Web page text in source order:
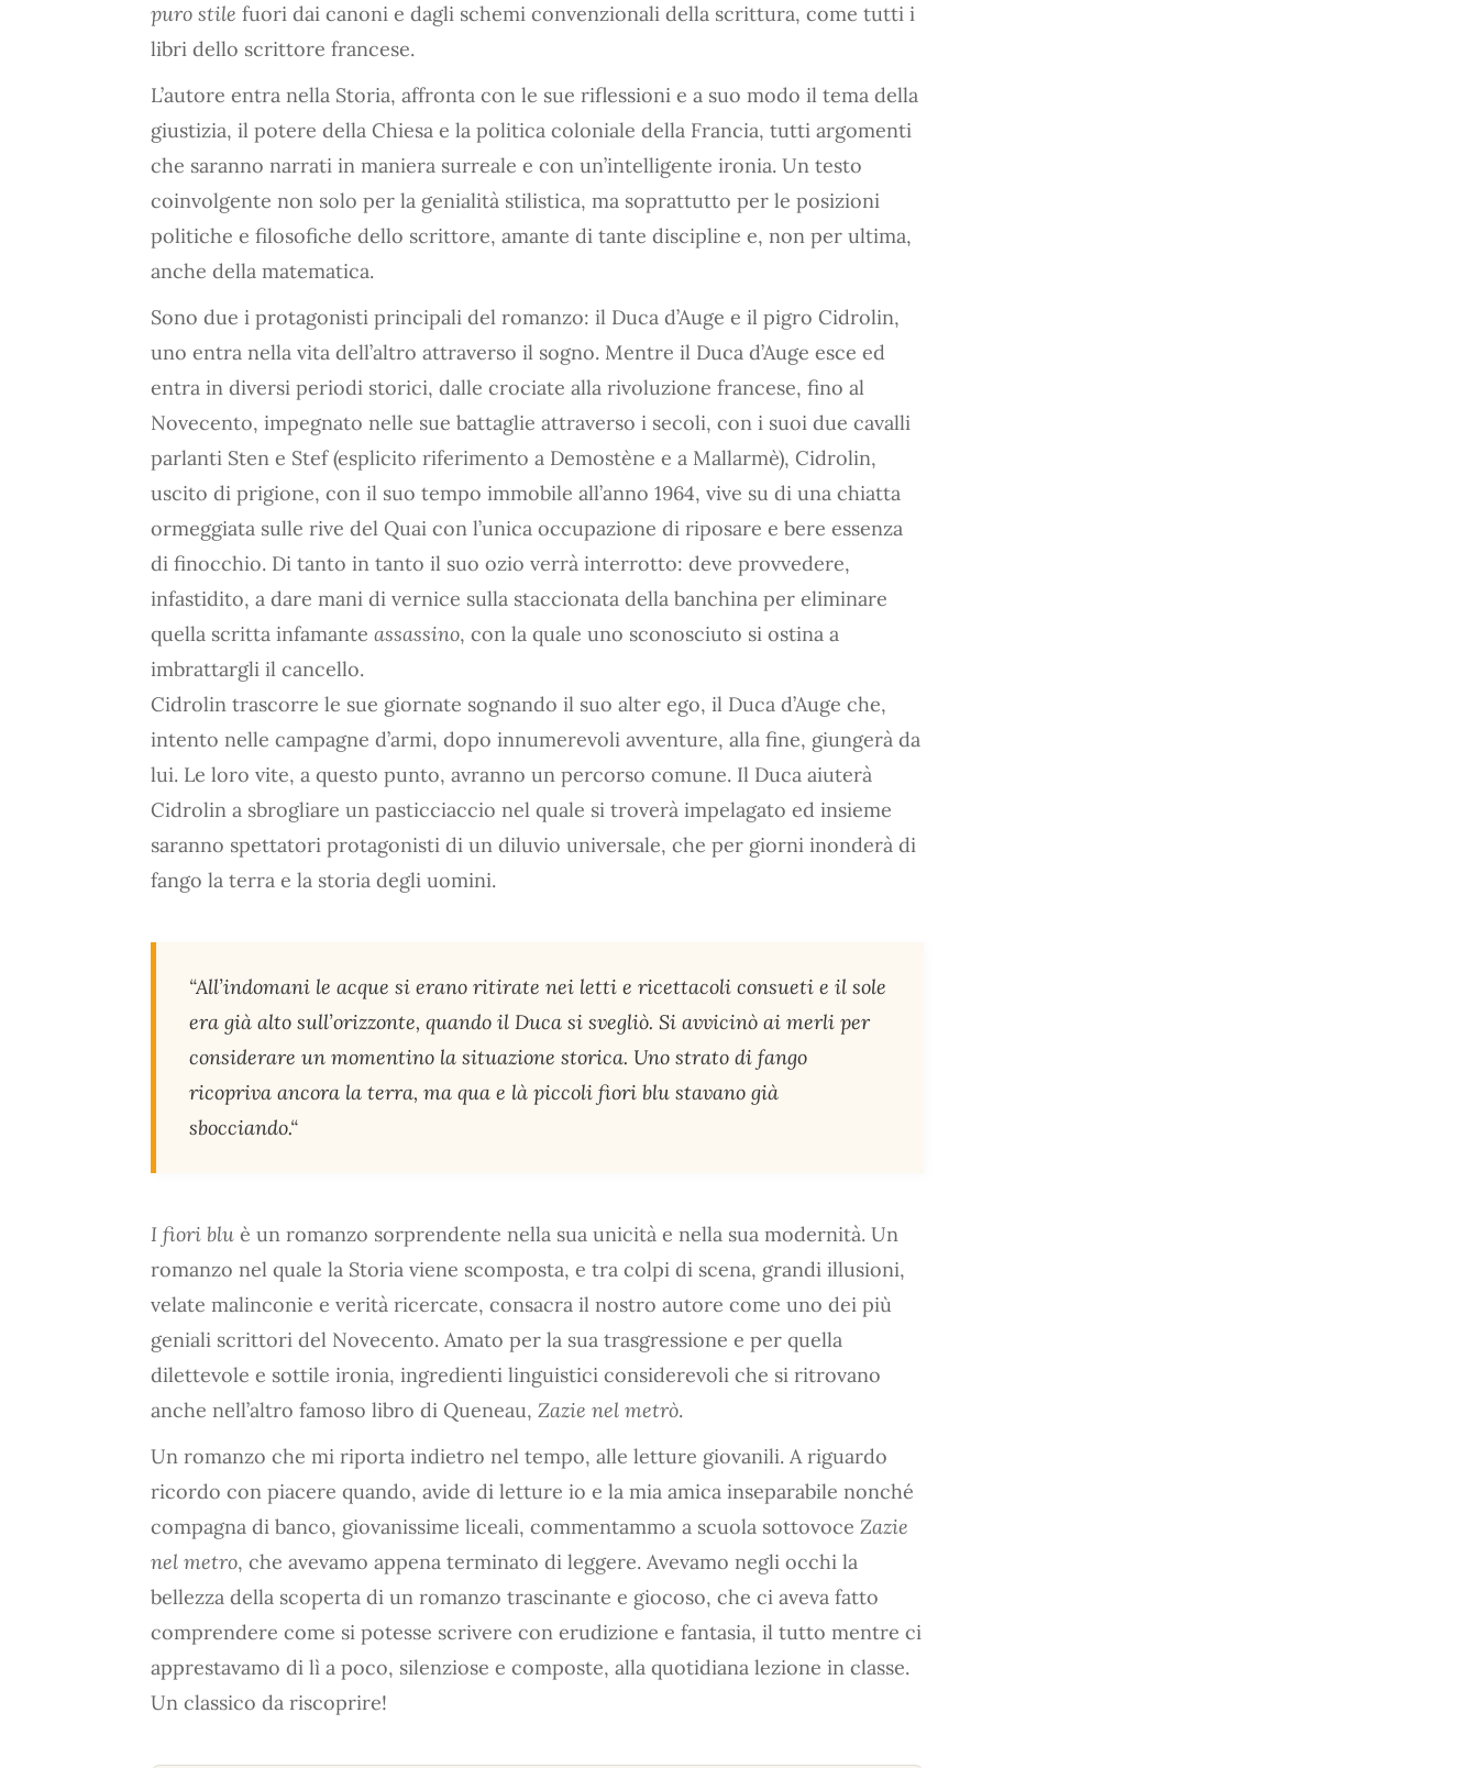
puro stile fuori dai canoni e dagli schemi convenzionali della scrittura, come tutti i
libri dello scrittore francese.
L’autore entra nella Storia, affronta con le sue riflessioni e a suo modo il tema della
giustizia, il potere della Chiesa e la politica coloniale della Francia, tutti argomenti
che saranno narrati in maniera surreale e con un’intelligente ironia. Un testo
coinvolgente non solo per la genialità stilistica, ma soprattutto per le posizioni
politiche e filosofiche dello scrittore, amante di tante discipline e, non per ultima,
anche della matematica.
Sono due i protagonisti principali del romanzo: il Duca d’Auge e il pigro Cidrolin,
uno entra nella vita dell’altro attraverso il sogno. Mentre il Duca d’Auge esce ed
entra in diversi periodi storici, dalle crociate alla rivoluzione francese, fino al
Novecento, impegnato nelle sue battaglie attraverso i secoli, con i suoi due cavalli
parlanti Sten e Stef (esplicito riferimento a Demostène e a Mallarmè), Cidrolin,
uscito di prigione, con il suo tempo immobile all’anno 1964, vive su di una chiatta
ormeggiata sulle rive del Quai con l’unica occupazione di riposare e bere essenza
di finocchio. Di tanto in tanto il suo ozio verrà interrotto: deve provvedere,
infastidito, a dare mani di vernice sulla staccionata della banchina per eliminare
quella scritta infamante assassino, con la quale uno sconosciuto si ostina a
imbrattargli il cancello.
Cidrolin trascorre le sue giornate sognando il suo alter ego, il Duca d’Auge che,
intento nelle campagne d’armi, dopo innumerevoli avventure, alla fine, giungerà da
lui. Le loro vite, a questo punto, avranno un percorso comune. Il Duca aiuterà
Cidrolin a sbrogliare un pasticciaccio nel quale si troverà impelagato ed insieme
saranno spettatori protagonisti di un diluvio universale, che per giorni inonderà di
fango la terra e la storia degli uomini.
“All’indomani le acque si erano ritirate nei letti e ricettacoli consueti e il sole
era già alto sull’orizzonte, quando il Duca si svegliò. Si avvicinò ai merli per
considerare un momentino la situazione storica. Uno strato di fango
ricopriva ancora la terra, ma qua e là piccoli fiori blu stavano già
sbocciando.“
I fiori blu è un romanzo sorprendente nella sua unicità e nella sua modernità. Un
romanzo nel quale la Storia viene scomposta, e tra colpi di scena, grandi illusioni,
velate malinconie e verità ricercate, consacra il nostro autore come uno dei più
geniali scrittori del Novecento. Amato per la sua trasgressione e per quella
dilettevole e sottile ironia, ingredienti linguistici considerevoli che si ritrovano
anche nell’altro famoso libro di Queneau, Zazie nel metrò.
Un romanzo che mi riporta indietro nel tempo, alle letture giovanili. A riguardo
ricordo con piacere quando, avide di letture io e la mia amica inseparabile nonché
compagna di banco, giovanissime liceali, commentammo a scuola sottovoce Zazie
nel metro, che avevamo appena terminato di leggere. Avevamo negli occhi la
bellezza della scoperta di un romanzo trascinante e giocoso, che ci aveva fatto
comprendere come si potesse scrivere con erudizione e fantasia, il tutto mentre ci
apprestavamo di lì a poco, silenziose e composte, alla quotidiana lezione in classe.
Un classico da riscoprire!